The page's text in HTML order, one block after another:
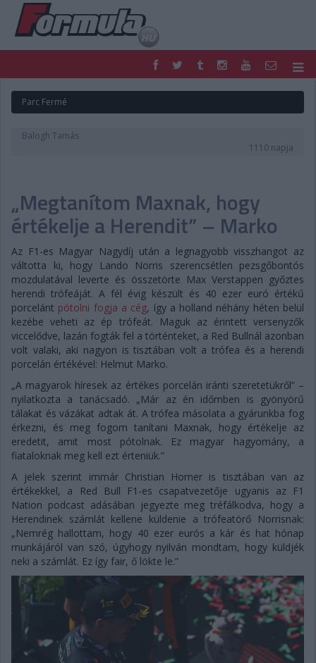
FORMULA
MOTOR
NEMZETKÖZI
DIGITÁLIS MAGAZIN
PONTÁLLÁSOK
VERSENYNAPTÁRAK
Parc Fermé
Balogh Tamás
1110 napja
„Megtanítom Maxnak, hogy
értékelje a Herendit” – Marko
Az F1-es Magyar Nagydíj után a legnagyobb visszhangot az
váltotta ki, hogy Lando Norris szerencsétlen pezsgőbontós
mozdulatával leverte és összetörte Max Verstappen győztes
herendi trófeáját. A fél évig készült és 40 ezer euró értékű
porcelánt pótolni fogja a cég, így a holland néhány héten belül
kezébe veheti az ép trófeát. Maguk az érintett versenyzők
viccelődve, lazán fogták fel a történteket, a Red Bullnál azonban
volt valaki, aki nagyon is tisztában volt a trófea és a herendi
porcelán értékével: Helmut Marko.
„A magyarok híresek az értékes porcelán iránti szeretetükről” –
nyilatkozta a tanácsadó. „Már az én időmben is gyönyörű
tálakat és vázákat adtak át. A trófea másolata a gyárunkba fog
érkezni, és meg fogom tanítani Maxnak, hogy értékelje az
eredetit, amit most pótolnak. Ez magyar hagyomány, a
fiataloknak meg kell ezt érteniük.”
A jelek szerint immár Christian Horner is tisztában van az
értékekkel, a Red Bull F1-es csapatvezetője ugyanis az F1
Nation podcast adásában jegyezte meg tréfálkodva, hogy a
Herendinek számlát kellene küldenie a trófeatörő Norrisnak:
„Nemrég hallottam, hogy 40 ezer eurós a kár és hat hónap
munkájáról van szó, úgyhogy nyilván mondtam, hogy küldjék
neki a számlát. Ez így fair, ő lökte le.”